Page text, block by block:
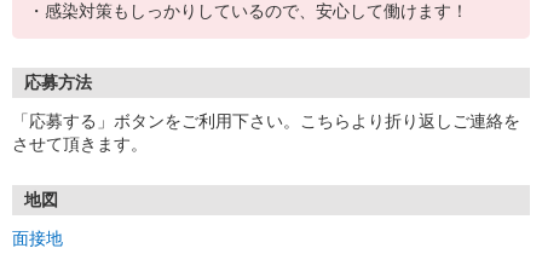
・感染対策もしっかりしているので、安心して働けます！
応募方法
「応募する」ボタンをご利用下さい。こちらより折り返しご連絡を
させて頂きます。
地図
面接地